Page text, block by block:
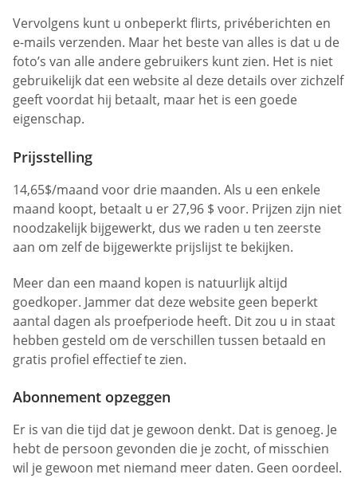
Vervolgens kunt u onbeperkt flirts, privéberichten en
e-mails verzenden. Maar het beste van alles is dat u de
foto’s van alle andere gebruikers kunt zien. Het is niet
gebruikelijk dat een website al deze details over zichzelf
geeft voordat hij betaalt, maar het is een goede
eigenschap.
Prijsstelling
14,65$/maand voor drie maanden. Als u een enkele
maand koopt, betaalt u er 27,96 $ voor. Prijzen zijn niet
noodzakelijk bijgewerkt, dus we raden u ten zeerste
aan om zelf de bijgewerkte prijslijst te bekijken.
Meer dan een maand kopen is natuurlijk altijd
goedkoper. Jammer dat deze website geen beperkt
aantal dagen als proefperiode heeft. Dit zou u in staat
hebben gesteld om de verschillen tussen betaald en
gratis profiel effectief te zien.
Abonnement opzeggen
Er is van die tijd dat je gewoon denkt. Dat is genoeg. Je
hebt de persoon gevonden die je zocht, of misschien
wil je gewoon met niemand meer daten. Geen oordeel.